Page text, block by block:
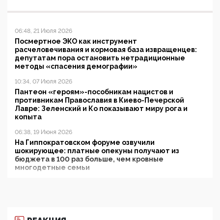
06:48, 21 Июля 2026
Посмертное ЭКО как инструмент
расчеловечивания и кормовая база извращенцев:
депутатам пора остановить нетрадиционные
методы «спасения демографии»
10:34, 07 Июля 2026
Пантеон «героям»-пособникам нацистов и
противникам Православия в Киево-Печерской
Лавре: Зеленский и Ко показывают миру рога и
копыта
06:38, 19 Июня 2026
На Гиппократовском форуме озвучили
шокирующее: платные опекуны получают из
бюджета в 100 раз больше, чем кровные
многодетные семьи